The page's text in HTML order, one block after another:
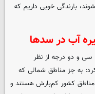
بارندگی خوبی داریم که
آب در سدها
سی و دو درجه از نظر
به جز مناطق شمالی که
کشور کم‌بارش هستند و